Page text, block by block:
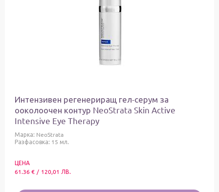
Интензивен регенериращ гел-серум за
ооколоочен контур NeoStrata Skin Active
Intensive Eye Therapy
Марка: NeoStrata
Разфасовка: 15 мл.
ЦЕНА
61.36€ / 120,01 ЛВ.